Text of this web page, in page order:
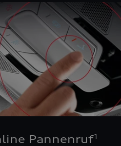
Pannenruf1